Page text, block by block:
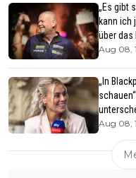
„Es gibt
kann ich
über das
Aug 08,
„In
Aug 08,